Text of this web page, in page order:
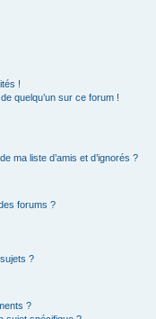
!
quelqu’un sur ce forum !
ma liste d’amis et d’ignorés ?
forums ?
?
?